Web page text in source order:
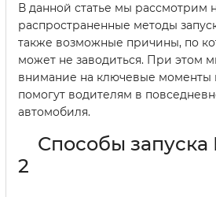
В данной статье мы рассмотрим
распространенные методы
также возможные причины, по
может не заводиться. При этом
внимание на ключевые моменты
помогут водителям в
автомобиля.
Способы
2